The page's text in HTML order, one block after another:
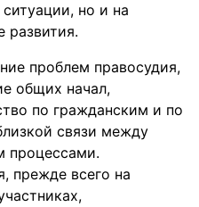
но и на
развития.
проблем правосудия,
общих начал,
по гражданским и по
связи между
процессами.
прежде всего на